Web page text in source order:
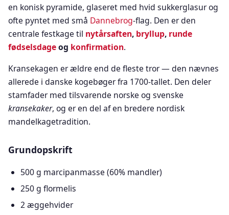
en konisk pyramide, glaseret med hvid sukkerglasur og
ofte pyntet med små Dannebrog-flag. Den er den
centrale festkage til nytårsaften, bryllup, runde
fødselsdageog konfirmation.
Kransekagen er ældre end de fleste tror — den nævnes
allerede i danske kogebøger fra 1700-tallet. Den deler
stamfader med tilsvarende norske og svenske
kransekaker, og er en del af en bredere nordisk
mandelkagetradition.
Grundopskrift
500 g marcipanmasse (60% mandler)
250 g flormelis
2 æggehvider